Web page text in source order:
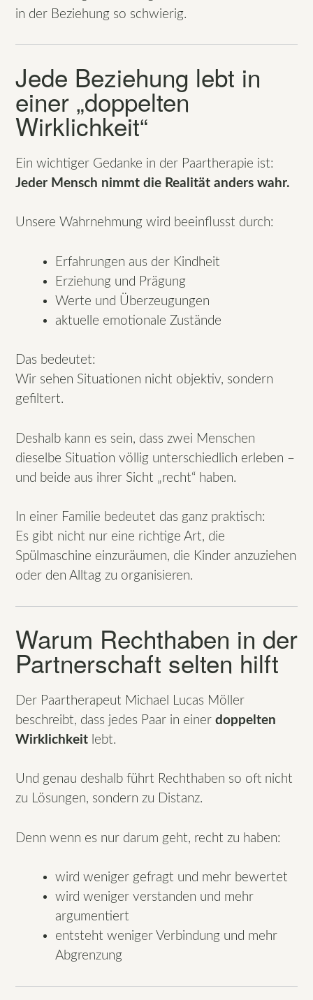
in der Beziehung so schwierig.
Jede Beziehung lebt in
einer „doppelten
Wirklichkeit“
Ein wichtiger Gedanke in der Paartherapie ist:
Jeder Mensch nimmt die Realität anders wahr.
Unsere Wahrnehmung wird beeinflusst durch:
Erfahrungen aus der Kindheit
Erziehung und Prägung
Werte und Überzeugungen
aktuelle emotionale Zustände
Das bedeutet:
Wir sehen Situationen nicht objektiv, sondern
gefiltert.
Deshalb kann es sein, dass zwei Menschen
dieselbe Situation völlig unterschiedlich erleben –
und beide aus ihrer Sicht „recht“ haben.
In einer Familie bedeutet das ganz praktisch:
Es gibt nicht nur eine richtige Art, die
Spülmaschine einzuräumen, die Kinder anzuziehen
oder den Alltag zu organisieren.
Warum Rechthaben in der
Partnerschaft selten hilft
Der Paartherapeut Michael Lucas Möller
beschreibt, dass jedes Paar in einer doppelten
Wirklichkeit lebt.
Und genau deshalb führt Rechthaben so oft nicht
zu Lösungen, sondern zu Distanz.
Denn wenn es nur darum geht, recht zu haben:
wird weniger gefragt und mehr bewertet
wird weniger verstanden und mehr
argumentiert
entsteht weniger Verbindung und mehr
Abgrenzung